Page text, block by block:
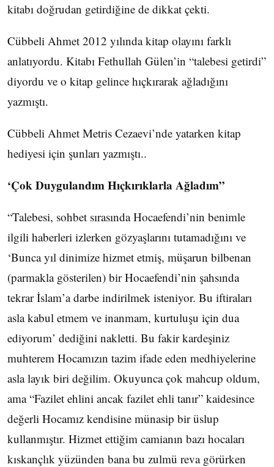
kitabı doğrudan getirdiğine de dikkat çekti.
Cübbeli Ahmet 2012 yılında kitap olayını farklı
anlatıyordu. Kitabı Fethullah Gülen’in “talebesi getirdi”
diyordu ve o kitap gelince hıçkırarak ağladığını
yazmıştı.
Cübbeli Ahmet Metris Cezaevi’nde yatarken kitap
hediyesi için şunları yazmıştı..
‘Çok Duygulandım Hıçkırıklarla Ağladım”
“Talebesi, sohbet sırasında Hocaefendi’nin benimle
ilgili haberleri izlerken gözyaşlarını tutamadığını ve
‘Bunca yıl dinimize hizmet etmiş, müşarun bilbenan
(parmakla gösterilen) bir Hocaefendi’nin şahsında
tekrar İslam’a darbe indirilmek isteniyor. Bu iftiraları
asla kabul etmem ve inanmam, kurtuluşu için dua
ediyorum’ dediğini nakletti. Bu fakir kardeşiniz
muhterem Hocamızın tazim ifade eden medhiyelerine
asla layık biri değilim. Okuyunca çok mahcup oldum,
ama “Fazilet ehlini ancak fazilet ehli tanır” kaidesince
değerli Hocamız kendisine münasip bir üslup
kullanmıştır. Hizmet ettiğim camianın bazı hocaları
kıskançlık yüzünden bana bu zulmü reva görürken